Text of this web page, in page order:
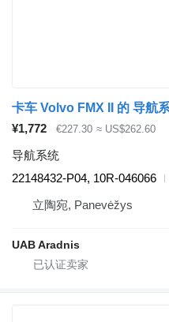
卡车 Volvo FMX II 的 导航
¥1,772
€227.30 ≈ US$262.60
导航系统
22148432-P04, 10R-046066
立陶宛, Panevėžys
UAB Aradnis